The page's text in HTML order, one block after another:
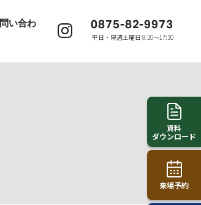
い合わ
0875-82-9973
平日・隔週土曜日 8:20〜17:30
資料
ダウンロード
来場予約